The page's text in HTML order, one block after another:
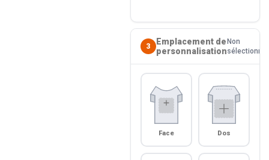
3
Emplacement de
personnalisation
Non
sélectionné
Face Dos